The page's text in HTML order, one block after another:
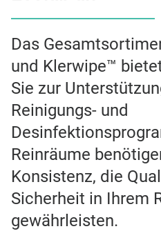
Das
und Klerwipe™
Sie zur
Reinigungs- und
Reinräume
Konsistenz, die
Sicherheit in Ihrem
gewährleisten.